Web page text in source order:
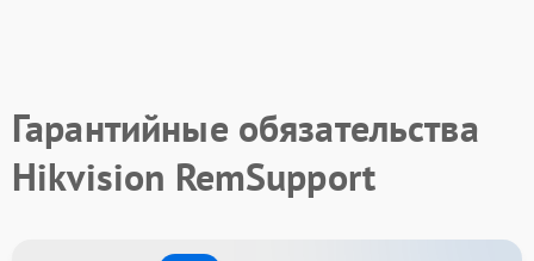
Гарантийные обязательства
Hikvision RemSupport